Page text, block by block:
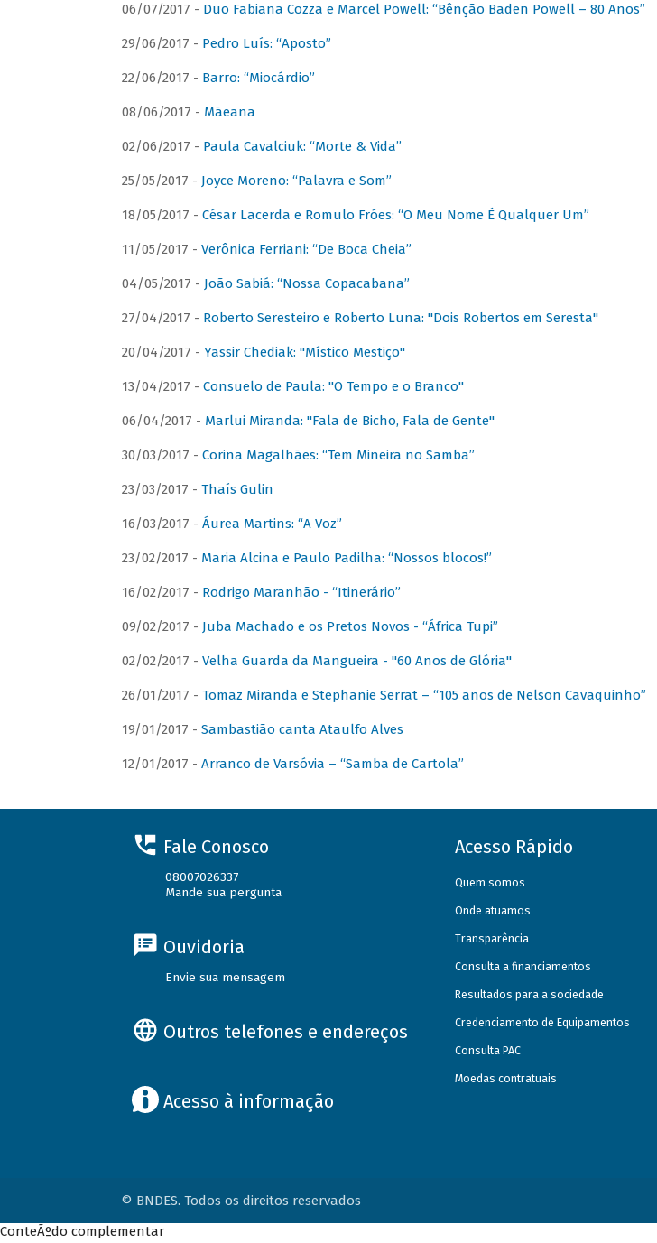
06/07/2017 - Duo Fabiana Cozza e Marcel Powell: “Bênção Baden Powell – 80 Anos”
29/06/2017 - Pedro Luís: “Aposto”
22/06/2017 - Barro: “Miocárdio”
08/06/2017 - Mãeana
02/06/2017 - Paula Cavalciuk: “Morte & Vida”
25/05/2017 - Joyce Moreno: “Palavra e Som”
18/05/2017 - César Lacerda e Romulo Fróes: “O Meu Nome É Qualquer Um”
11/05/2017 - Verônica Ferriani: “De Boca Cheia”
04/05/2017 - João Sabiá: “Nossa Copacabana”
27/04/2017 - Roberto Seresteiro e Roberto Luna: "Dois Robertos em Seresta"
20/04/2017 - Yassir Chediak: "Místico Mestiço"
13/04/2017 - Consuelo de Paula: "O Tempo e o Branco"
06/04/2017 - Marlui Miranda: "Fala de Bicho, Fala de Gente"
30/03/2017 - Corina Magalhães: “Tem Mineira no Samba”
23/03/2017 - Thaís Gulin
16/03/2017 - Áurea Martins: “A Voz”
23/02/2017 - Maria Alcina e Paulo Padilha: “Nossos blocos!”
16/02/2017 - Rodrigo Maranhão - “Itinerário”
09/02/2017 - Juba Machado e os Pretos Novos - “África Tupi”
02/02/2017 - Velha Guarda da Mangueira - "60 Anos de Glória"
26/01/2017 - Tomaz Miranda e Stephanie Serrat – “105 anos de Nelson Cavaquinho”
19/01/2017 - Sambastião canta Ataulfo Alves
12/01/2017 - Arranco de Varsóvia – “Samba de Cartola”
Fale Conosco
08007026337
Mande sua pergunta
Ouvidoria
Envie sua mensagem
Outros telefones e endereços
Acesso à informação
Acesso Rápido
Quem somos
Onde atuamos
Transparência
Consulta a financiamentos
Resultados para a sociedade
Credenciamento de Equipamentos
Consulta PAC
Moedas contratuais
© BNDES. Todos os direitos reservados
ConteÃºdo complementar